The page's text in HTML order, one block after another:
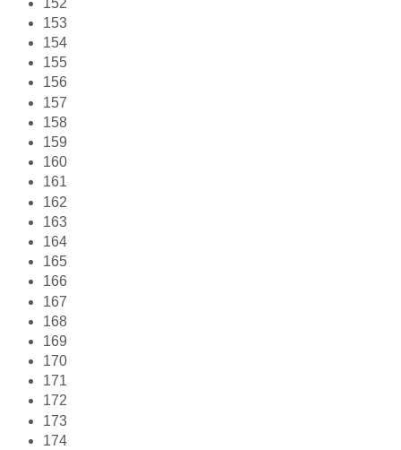
153
154
155
156
157
158
159
160
161
162
163
164
165
166
167
168
169
170
171
172
173
174